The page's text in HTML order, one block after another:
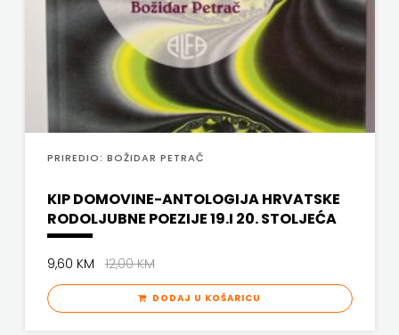
PRIREDIO: BOŽIDAR PETRAČ
KIP DOMOVINE-ANTOLOGIJA HRVATSKE
RODOLJUBNE POEZIJE 19.I 20. STOLJEĆA
9,60 KM12,00 KM
DODAJ U KOŠARICU